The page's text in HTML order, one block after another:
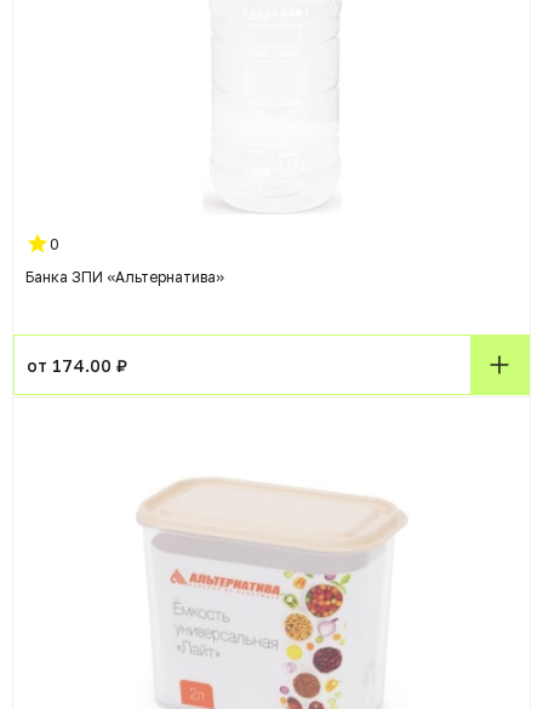
0
Банка ЗПИ «Альтернатива»
от 174.00 ₽